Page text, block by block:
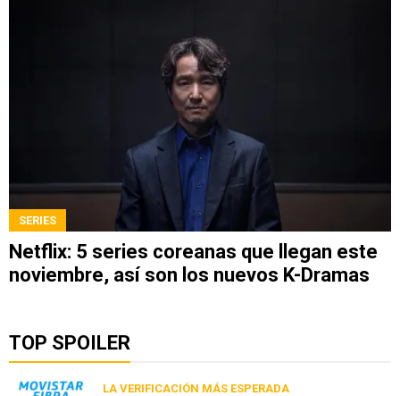
SERIES
Netflix: 5 series coreanas que llegan este
noviembre, así son los nuevos K-Dramas
TOP SPOILER
LA VERIFICACIÓN MÁS ESPERADA